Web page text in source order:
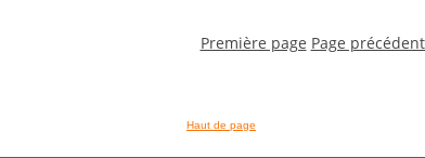
Première page Page
Haut de page